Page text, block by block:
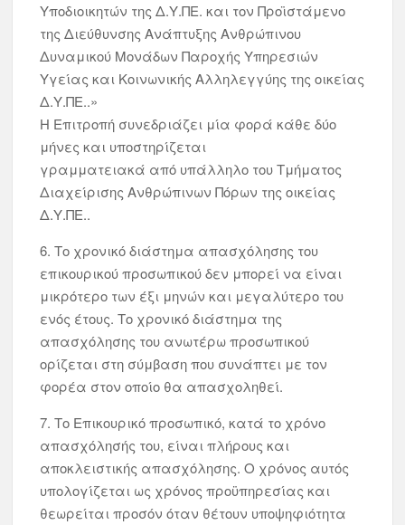
Υποδιοικητών της Δ.Υ.ΠΕ. και τον Προϊστάμενο
της Διεύθυνσης Ανάπτυξης Ανθρώπινου
Δυναμικού Μονάδων Παροχής Υπηρεσιών
Υγείας και Κοινωνικής Αλληλεγγύης της οικείας
Δ.Υ.ΠΕ..»
Η Επιτροπή συνεδριάζει μία φορά κάθε δύο
μήνες και υποστηρίζεται
γραμματειακά από υπάλληλο του Τμήματος
Διαχείρισης Ανθρώπινων Πόρων της οικείας
Δ.Υ.ΠΕ..
6. Το χρονικό διάστημα απασχόλησης του
επικουρικού προσωπικού δεν μπορεί να είναι
μικρότερο των έξι μηνών και μεγαλύτερο του
ενός έτους. Το χρονικό διάστημα της
απασχόλησης του ανωτέρω προσωπικού
ορίζεται στη σύμβαση που συνάπτει με τον
φορέα στον οποίο θα απασχοληθεί.
7. Το Επικουρικό προσωπικό, κατά το χρόνο
απασχόλησής του, είναι πλήρους και
αποκλειστικής απασχόλησης. Ο χρόνος αυτός
υπολογίζεται ως χρόνος προϋπηρεσίας και
θεωρείται προσόν όταν θέτουν υποψηφιότητα